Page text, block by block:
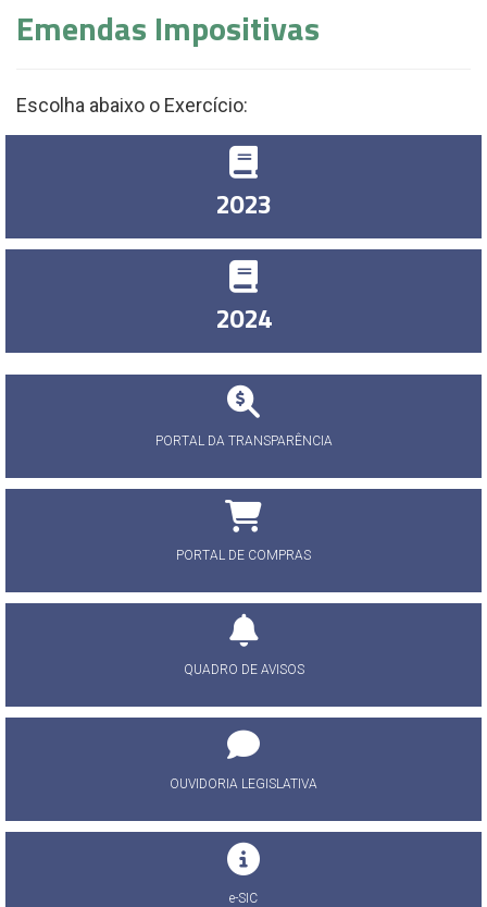
Emendas Impositivas
Escolha abaixo o Exercício:
2023
2024
PORTAL DA TRANSPARÊNCIA
PORTAL DE COMPRAS
QUADRO DE AVISOS
OUVIDORIA LEGISLATIVA
e-SIC